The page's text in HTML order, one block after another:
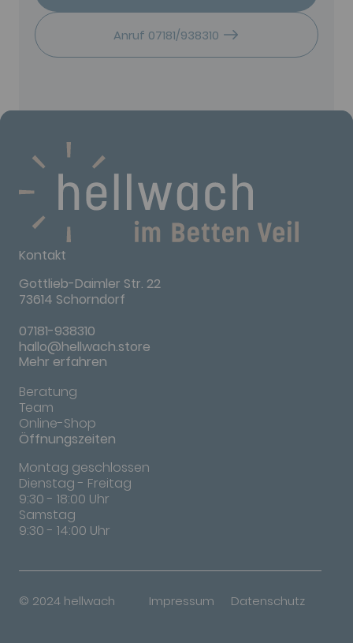
Anruf 07181/938310
Kontakt
Gottlieb-Daimler Str. 22
73614 Schorndorf
07181-938310
hallo@hellwach.store
Mehr erfahren
Beratung
Team
Online-Shop
Öffnungszeiten
Montag geschlossen
Dienstag - Freitag
9:30 - 18:00 Uhr
Samstag
9:30 - 14:00 Uhr
© 2024 hellwach Impressum Datenschutz